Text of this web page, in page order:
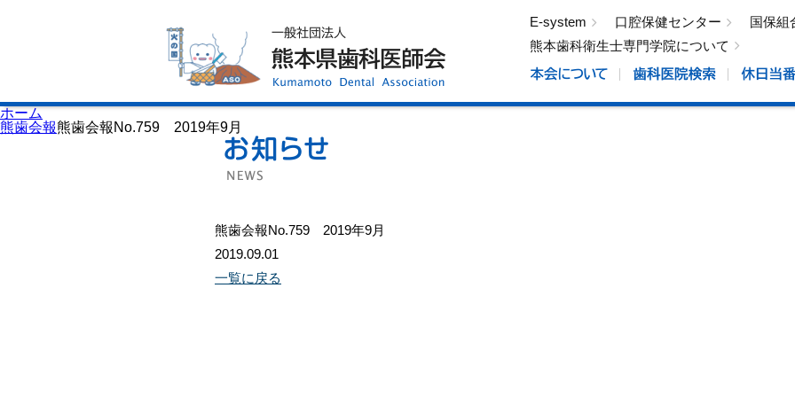
E-system 口腔保健センター
国保組
熊本歯科衛生士専門学院について
ホーム
熊歯会報熊歯会報No.759 2019年9月
熊歯会報No.759 2019年9月
2019.09.01
一覧に戻る
歯科医院検索
休日当番医
イベント案内
歯の豆知識
口腔保健センター
国保組合からのお知らせ
熊本歯科衛生士専門学院
会員専用ページ
プライバシーポリシー
サイトマップ